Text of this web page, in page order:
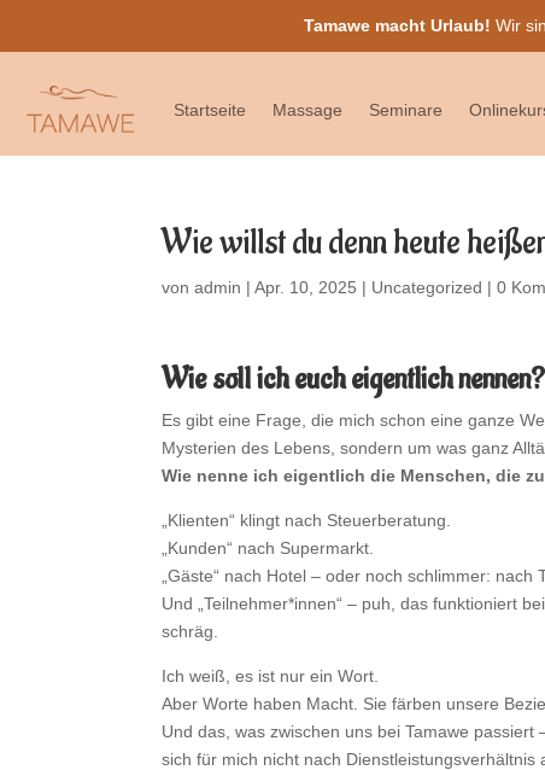
Tamawe macht Urlaub! Wir
Startseite Massage Seminare
Wie willst du denn heute
vonadmin |Apr. 10, 2025 | Uncategorized |0
Wie soll ich euch eigentlich nennen?
Es gibt eine Frage, die mich schon eine ganze
Mysterien des Lebens, sondern um was ganz
Wie nenne ich eigentlich die Menschen, die
„Klienten“ klingt nach Steuerberatung.
„Kunden“ nach Supermarkt.
„Gäste“ nach Hotel – oder noch schlimmer: nach
Und „Teilnehmer*innen“ – puh, das funktioniert
schräg.
Ich weiß, es ist nur ein Wort.
Aber Worte haben Macht. Sie färben unsere
Und das, was zwischen uns bei Tamawe
sich für mich nicht nach